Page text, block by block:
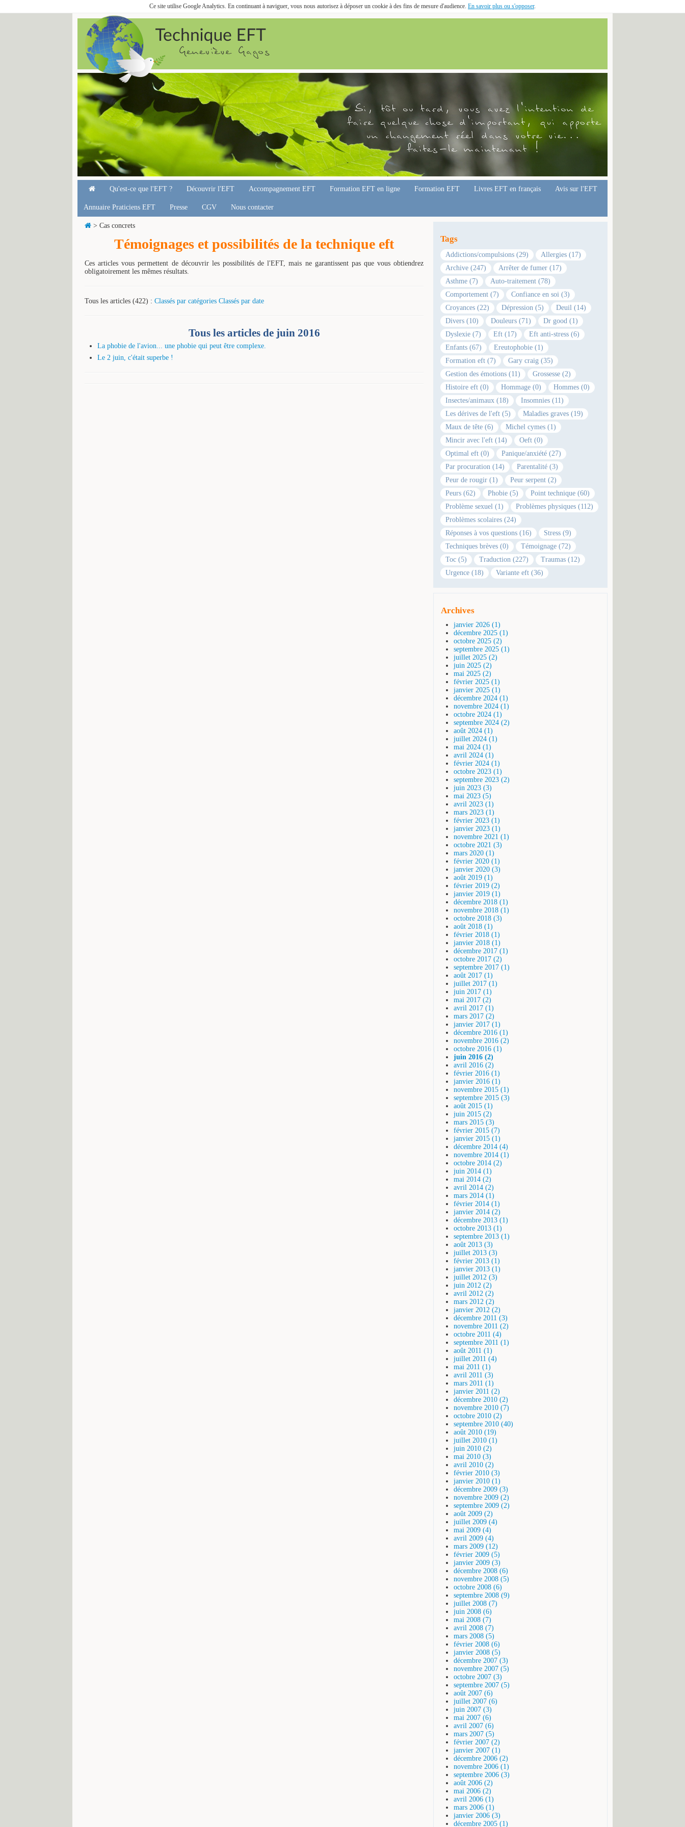
Ce site utilise Google Analytics. En continuant à naviguer, vous nous autorisez à déposer un cookie à des fins de mesure d'audience. En savoir plus ou s'opposer.
Qu'est-ce que l'EFT ? Découvrir l'EFT Accompagnement EFT Formation EFT en ligne Formation EFT Livres EFT en français Avis sur l'EFT
Annuaire Praticiens EFT Presse CGV Nous contacter
> Cas concrets
Témoignages et possibilités de la technique eft
Ces articles vous permettent de découvrir les possibilités de l'EFT, mais ne garantissent pas que vous obtiendrez
obligatoirement les mêmes résultats.
Tous les articles (422) : Classés par catégories Classés par date
Tous les articles de juin 2016
La phobie de l'avion... une phobie qui peut être complexe.
Le 2 juin, c'était superbe !
Tags
Addictions/compulsions (29)
Allergies (17)
Archive (247)
Arrêter de fumer (17)
Asthme (7)
Auto-traitement (78)
Comportement (7)
Confiance en soi (3)
Croyances (22)
Dépression (5)
Deuil (14)
Divers (10)
Douleurs (71)
Dr good (1)
Dyslexie (7)
Eft (17)
Eft anti-stress (6)
Enfants (67)
Ereutophobie (1)
Formation eft (7)
Gary craig (35)
Gestion des émotions (11)
Grossesse (2)
Histoire eft (0)
Hommage (0)
Hommes (0)
Insectes/animaux (18)
Insomnies (11)
Les dérives de l'eft (5)
Maladies graves (19)
Maux de tête (6)
Michel cymes (1)
Mincir avec l'eft (14)
Oeft (0)
Optimal eft (0)
Panique/anxiété (27)
Par procuration (14)
Parentalité (3)
Peur de rougir (1)
Peur serpent (2)
Peurs (62)
Phobie (5)
Point technique (60)
Problème sexuel (1)
Problèmes physiques (112)
Problèmes scolaires (24)
Réponses à vos questions (16)
Stress (9)
Techniques brèves (0)
Témoignage (72)
Toc (5)
Traduction (227)
Traumas (12)
Urgence (18)
Variante eft (36)
Archives
janvier 2026 (1)
décembre 2025 (1)
octobre 2025 (2)
septembre 2025 (1)
juillet 2025 (2)
juin 2025 (2)
mai 2025 (2)
février 2025 (1)
janvier 2025 (1)
décembre 2024 (1)
novembre 2024 (1)
octobre 2024 (1)
septembre 2024 (2)
août 2024 (1)
juillet 2024 (1)
mai 2024 (1)
avril 2024 (1)
février 2024 (1)
octobre 2023 (1)
septembre 2023 (2)
juin 2023 (3)
mai 2023 (5)
avril 2023 (1)
mars 2023 (1)
février 2023 (1)
janvier 2023 (1)
novembre 2021 (1)
octobre 2021 (3)
mars 2020 (1)
février 2020 (1)
janvier 2020 (3)
août 2019 (1)
février 2019 (2)
janvier 2019 (1)
décembre 2018 (1)
novembre 2018 (1)
octobre 2018 (3)
août 2018 (1)
février 2018 (1)
janvier 2018 (1)
décembre 2017 (1)
octobre 2017 (2)
septembre 2017 (1)
août 2017 (1)
juillet 2017 (1)
juin 2017 (1)
mai 2017 (2)
avril 2017 (1)
mars 2017 (2)
janvier 2017 (1)
décembre 2016 (1)
novembre 2016 (2)
octobre 2016 (1)
juin 2016 (2)
avril 2016 (2)
février 2016 (1)
janvier 2016 (1)
novembre 2015 (1)
septembre 2015 (3)
août 2015 (1)
juin 2015 (2)
mars 2015 (3)
février 2015 (7)
janvier 2015 (1)
décembre 2014 (4)
novembre 2014 (1)
octobre 2014 (2)
juin 2014 (1)
mai 2014 (2)
avril 2014 (2)
mars 2014 (1)
février 2014 (1)
janvier 2014 (2)
décembre 2013 (1)
octobre 2013 (1)
septembre 2013 (1)
août 2013 (3)
juillet 2013 (3)
février 2013 (1)
janvier 2013 (1)
juillet 2012 (3)
juin 2012 (2)
avril 2012 (2)
mars 2012 (2)
janvier 2012 (2)
décembre 2011 (3)
novembre 2011 (2)
octobre 2011 (4)
septembre 2011 (1)
août 2011 (1)
juillet 2011 (4)
mai 2011 (1)
avril 2011 (3)
mars 2011 (1)
janvier 2011 (2)
décembre 2010 (2)
novembre 2010 (7)
octobre 2010 (2)
septembre 2010 (40)
août 2010 (19)
juillet 2010 (1)
juin 2010 (2)
mai 2010 (3)
avril 2010 (2)
février 2010 (3)
janvier 2010 (1)
décembre 2009 (3)
novembre 2009 (2)
septembre 2009 (2)
août 2009 (2)
juillet 2009 (4)
mai 2009 (4)
avril 2009 (4)
mars 2009 (12)
février 2009 (5)
janvier 2009 (3)
décembre 2008 (6)
novembre 2008 (5)
octobre 2008 (6)
septembre 2008 (9)
juillet 2008 (7)
juin 2008 (6)
mai 2008 (7)
avril 2008 (7)
mars 2008 (5)
février 2008 (6)
janvier 2008 (5)
décembre 2007 (3)
novembre 2007 (5)
octobre 2007 (3)
septembre 2007 (5)
août 2007 (6)
juillet 2007 (6)
juin 2007 (3)
mai 2007 (6)
avril 2007 (6)
mars 2007 (5)
février 2007 (2)
janvier 2007 (1)
décembre 2006 (2)
novembre 2006 (1)
septembre 2006 (3)
août 2006 (2)
mai 2006 (2)
avril 2006 (1)
mars 2006 (1)
janvier 2006 (3)
décembre 2005 (1)